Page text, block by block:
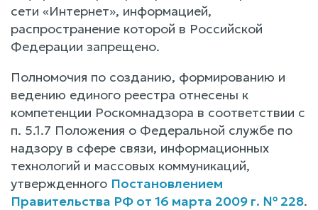
сети «Интернет», информацией,
распространение которой в Российской
Федерации запрещено.
Полномочия по созданию, формированию и
ведению единого реестра отнесены к
компетенции Роскомнадзора в соответствии с
п. 5.1.7 Положения о Федеральной службе по
надзору в сфере связи, информационных
технологий и массовых коммуникаций,
утвержденного Постановлением
Правительства РФ от 16 марта 2009 г. № 228.